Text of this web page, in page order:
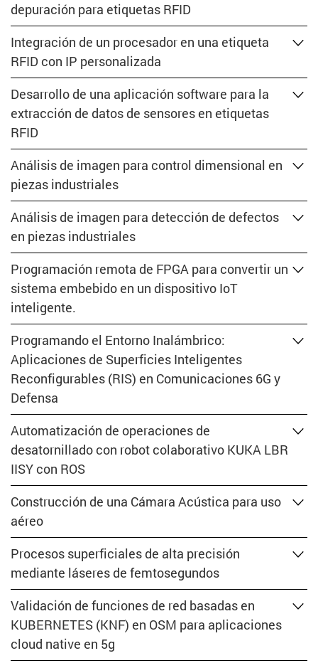
depuración para etiquetas RFID
Integración de un procesador en una etiqueta
RFID con IP personalizada
Desarrollo de una aplicación software para la
extracción de datos de sensores en etiquetas
RFID
Análisis de imagen para control dimensional en
piezas industriales
Análisis de imagen para detección de defectos
en piezas industriales
Programación remota de FPGA para convertir un
sistema embebido en un dispositivo IoT
inteligente.
Programando el Entorno Inalámbrico:
Aplicaciones de Superficies Inteligentes
Reconfigurables (RIS) en Comunicaciones 6G y
Defensa
Automatización de operaciones de
desatornillado con robot colaborativo KUKA LBR
IISY con ROS
Construcción de una Cámara Acústica para uso
aéreo
Procesos superficiales de alta precisión
mediante láseres de femtosegundos
Validación de funciones de red basadas en
KUBERNETES (KNF) en OSM para aplicaciones
cloud native en 5g